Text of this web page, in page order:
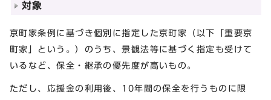
対象
京町家条例に基づき個別に指定した京町家（以下「重要京
町家」という。）のうち、景観法等に基づく指定も受けて
いるなど、保全・継承の優先度が高いもの。
ただし、応援金の利用後、10年間の保全を行うものに限